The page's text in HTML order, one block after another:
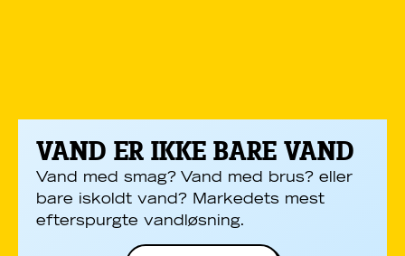
VAND ER IKKE BARE VAND
Vand med smag? Vand med brus? eller
bare iskoldt vand? Markedets mest
efterspurgte vandløsning.